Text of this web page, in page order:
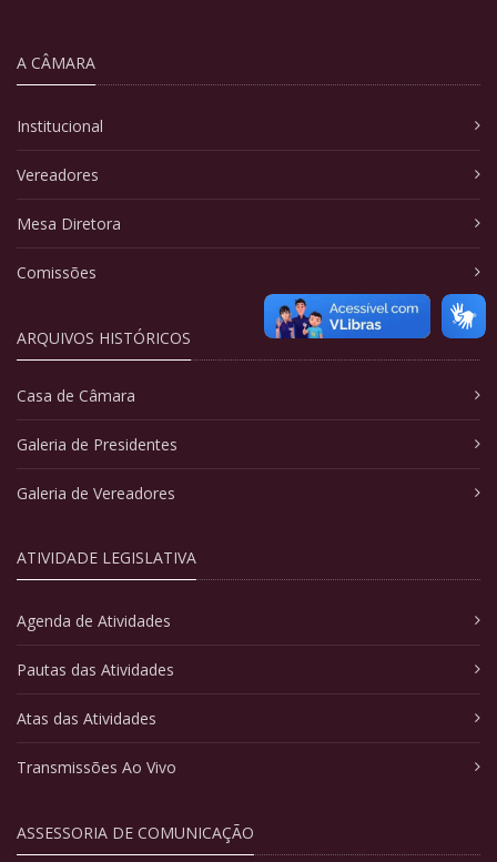
A CÂMARA
Institucional
Vereadores
Mesa Diretora
Comissões
ARQUIVOS HISTÓRICOS
Casa de Câmara
Galeria de Presidentes
Galeria de Vereadores
ATIVIDADE LEGISLATIVA
Agenda de Atividades
Pautas das Atividades
Atas das Atividades
Transmissões Ao Vivo
ASSESSORIA DE COMUNICAÇÃO